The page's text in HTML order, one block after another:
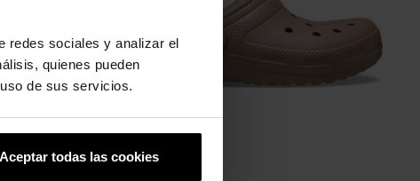
redes sociales y analizar el
quienes pueden
de sus servicios.
Aceptar todas las cookies